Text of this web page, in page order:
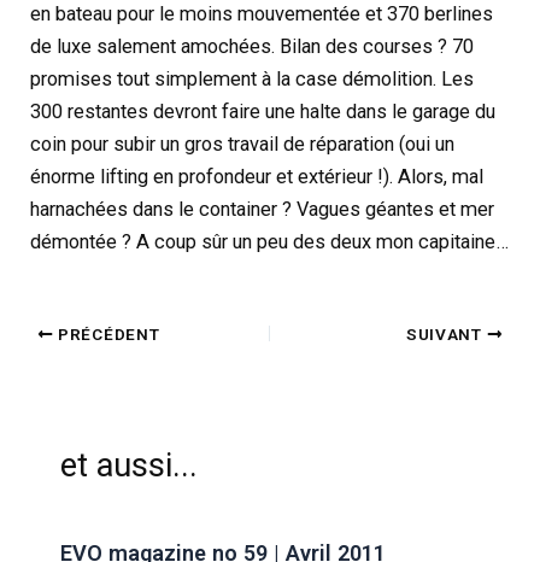
en bateau pour le moins mouvementée et 370 berlines
de luxe salement amochées. Bilan des courses ? 70
promises tout simplement à la case démolition. Les
300 restantes devront faire une halte dans le garage du
coin pour subir un gros travail de réparation (oui un
énorme lifting en profondeur et extérieur !). Alors, mal
harnachées dans le container ? Vagues géantes et mer
démontée ? A coup sûr un peu des deux mon capitaine…
PRÉCÉDENT SUIVANT
et aussi...
EVO magazine no 59 | Avril 2011